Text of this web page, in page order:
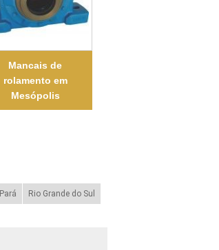
Mancais de
rolamento em
Mesópolis
Pará Rio Grande do Sul